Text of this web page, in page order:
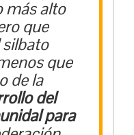
más alto
que
que
de la
del
para